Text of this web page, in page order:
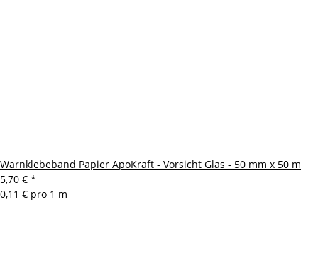
Warnklebeband Papier ApoKraft - Vorsicht Glas - 50 mm x 50 m
5,70 € *
0,11 € pro 1 m